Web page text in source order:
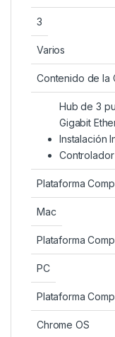
3
Varios
Contenido de la
Hub de 3
Gigabit
Instalación
Plataforma
Mac
Plataforma
PC
Plataforma
Chrome OS